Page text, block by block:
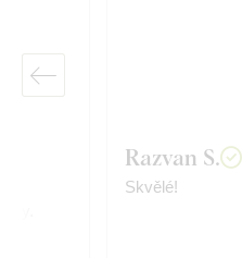
Razvan S.
Skvělé!